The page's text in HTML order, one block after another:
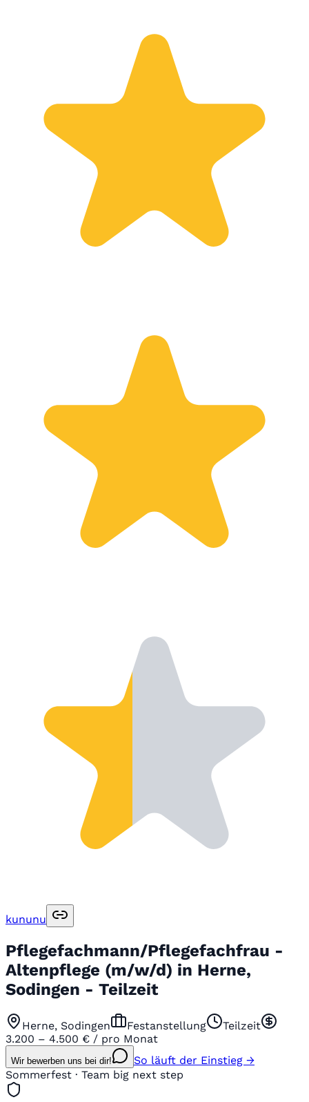
kununu
Pflegefachmann/Pflegefachfrau -
Altenpflege (m/w/d) in Herne,
Sodingen - Teilzeit
Herne, Sodingen Festanstellung
Teilzeit
3.200 – 4.500 € / pro Monat
Wir bewerben uns bei dir!
So läuft der Einstieg →
Sommerfest · Team big next step